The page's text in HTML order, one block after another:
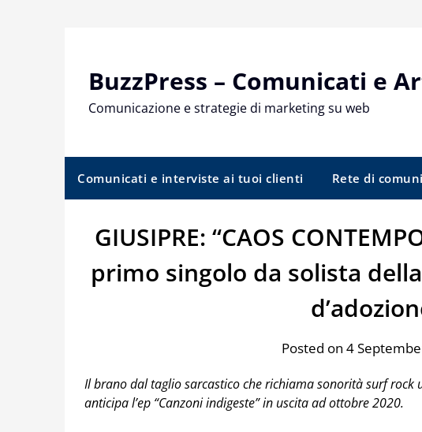
BuzzPress – Comunicati e
Comunicazione e strategie di marketing su web
Comunicati e interviste ai tuoi clienti Rete di
GIUSIPRE: “CAOS
primo singolo da solista
Posted on 4
Il brano dal taglio sarcastico che richiama sonorità surf rock
anticipa l’ep “Canzoni indigeste” in uscita ad ottobre 2020.